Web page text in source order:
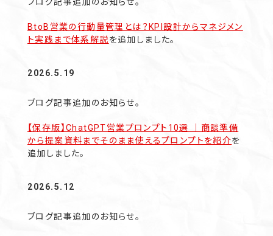
BtoB営業の行動量管理とは？KPI設計からマネジメン
ト実践まで体系解説を追加しました。
2026.5.19
ブログ記事追加のお知らせ。
【保存版】ChatGPT営業プロンプト10選 ｜商談準備
から提案資料までそのまま使えるプロンプトを紹介を
追加しました。
2026.5.12
ブログ記事追加のお知らせ。